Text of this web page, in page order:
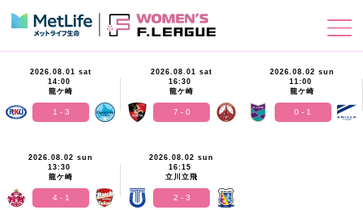
2026.08.01 sat
14:00
龍ケ崎
1 - 3
2026.08.01 sat
16:30
龍ケ崎
7 - 0
2026.08.02 sun
11:00
龍ケ崎
0 - 1
2026.08.02 sun
13:30
龍ケ崎
4 - 1
2026.08.02 sun
16:15
立川立飛
2 - 3